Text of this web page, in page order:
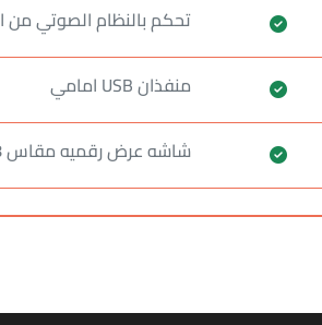
تحكم بالنظام الصوتي من
منفذان USB امامي
شاشه عرض رقميه مقاس 8 بوصه